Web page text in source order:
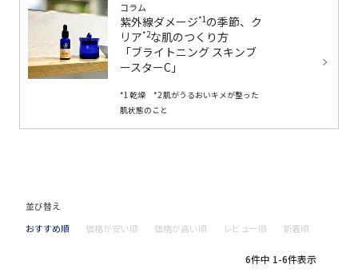
コラム
紫外線ダメージ*1の季節、ク
リア*2な肌のつくり方
「ブライトニング スキンブ
ースターC」
*1 乾燥 *2 肌がうるおいキメが整った
肌状態のこと
並び替え
おすすめ順
価格が安い順 価格が高い順 レビュー順 新着順
6件中 1-6件表示